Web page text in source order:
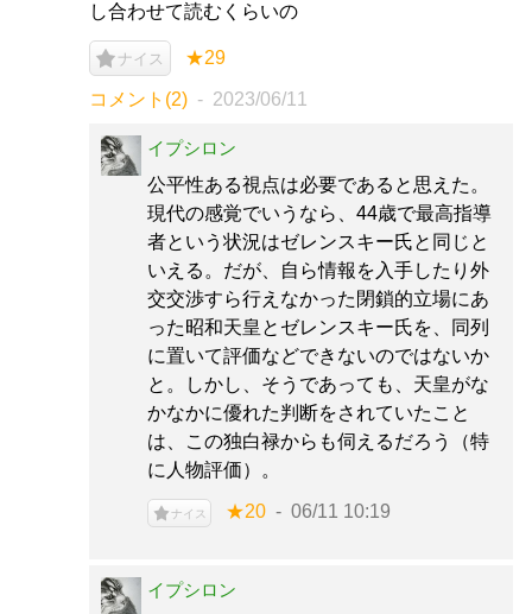
し合わせて読むくらいの
ナイス ★29
コメント(2) 2023/06/11
イプシロン
公平性ある視点は必要であると思えた。
現代の感覚でいうなら、44歳で最高指導
者という状況はゼレンスキー氏と同じと
いえる。だが、自ら情報を入手したり外
交交渉すら行えなかった閉鎖的立場にあ
った昭和天皇とゼレンスキー氏を、同列
に置いて評価などできないのではないか
と。しかし、そうであっても、天皇がな
かなかに優れた判断をされていたこと
は、この独白禄からも伺えるだろう（特
に人物評価）。
ナイス ★20 06/11 10:19
イプシロン